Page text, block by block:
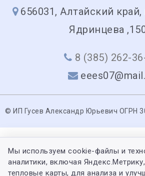
656031, Алтайский край,
Ядринцева
8 (385) 262-
© ИП Гусев Александр Юрьевич ОГРН
Мы используем cookie-файлы и
аналитики, включая
тепловые карты, для анализа и